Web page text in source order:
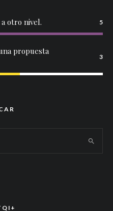
otro nivel. 5
propuesta
3